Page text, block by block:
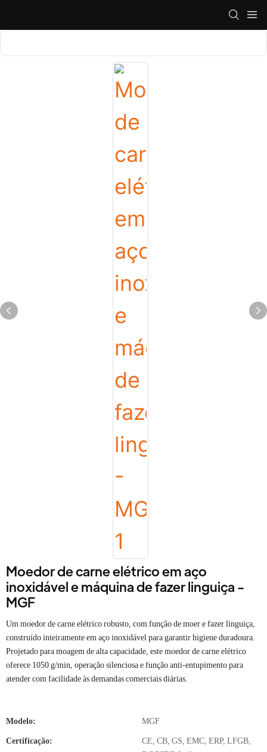
Moedor de carne elétrico em aço
inoxidável e máquina de fazer linguiça -
MGF
Um moedor de carne elétrico robusto, com função de moer e fazer linguiça,
construído inteiramente em aço inoxidável para garantir higiene duradoura.
Projetado para moagem de alta capacidade, este moedor de carne elétrico
oferece 1050 g/min, operação silenciosa e função anti-entupimento para
atender com facilidade às demandas comerciais diárias.
Modelo: MGF
Certificação:
CE, CB, GS, EMC, ERP, LFGB,